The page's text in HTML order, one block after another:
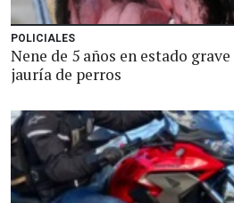
POLICIALES
Nene de 5 años en estado
jauría de perros